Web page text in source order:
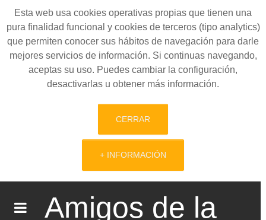
Esta web usa cookies operativas propias que tienen una
pura finalidad funcional y cookies de terceros (tipo analytics)
que permiten conocer sus hábitos de navegación para darle
mejores servicios de información. Si continuas navegando,
aceptas su uso. Puedes cambiar la configuración,
desactivarlas u obtener más información.
CERRAR
+ INFORMACIÓN
Amigos de la